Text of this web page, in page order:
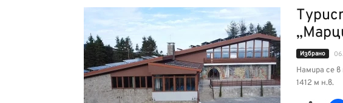
Избрано
Намира се
1412 м н.в.